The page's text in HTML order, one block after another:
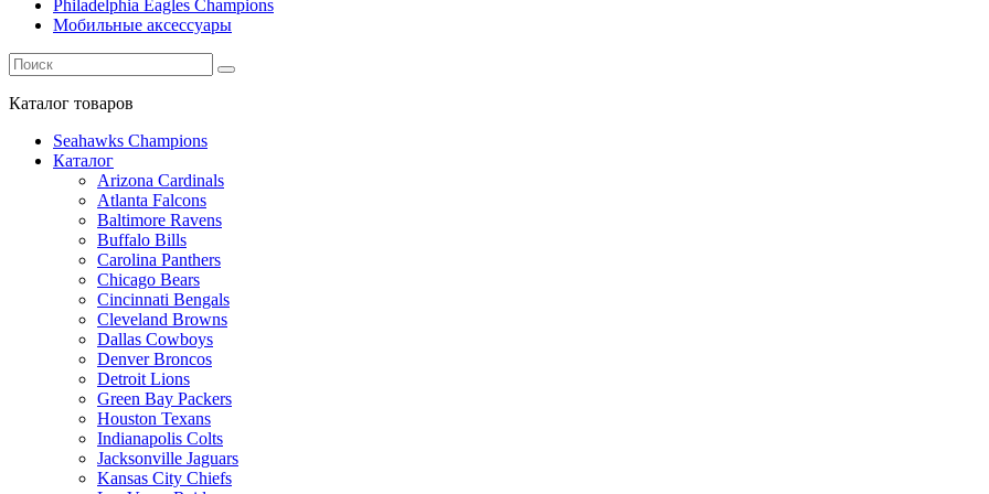
Philadelphia Eagles Champions
Мобильные аксессуары
Каталог товаров
Seahawks Champions
Каталог
Arizona Cardinals
Atlanta Falcons
Baltimore Ravens
Buffalo Bills
Carolina Panthers
Chicago Bears
Cincinnati Bengals
Cleveland Browns
Dallas Cowboys
Denver Broncos
Detroit Lions
Green Bay Packers
Houston Texans
Indianapolis Colts
Jacksonville Jaguars
Kansas City Chiefs